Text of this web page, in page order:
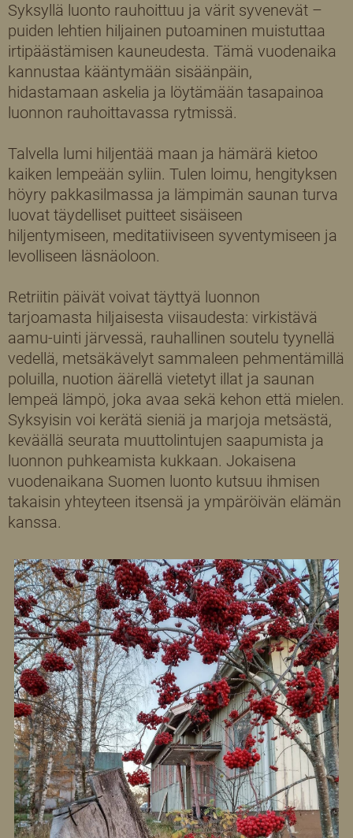
Syksyllä luonto rauhoittuu ja värit syvenevät –
puiden lehtien hiljainen putoaminen muistuttaa
irtipäästämisen kauneudesta. Tämä vuodenaika
kannustaa kääntymään sisäänpäin,
hidastamaan askelia ja löytämään tasapainoa
luonnon rauhoittavassa rytmissä.
Talvella lumi hiljentää maan ja hämärä kietoo
kaiken lempeään syliin. Tulen loimu, hengityksen
höyry pakkasilmassa ja lämpimän saunan turva
luovat täydelliset puitteet sisäiseen
hiljentymiseen, meditatiiviseen syventymiseen ja
levolliseen läsnäoloon.
Retriitin päivät voivat täyttyä luonnon
tarjoamasta hiljaisesta viisaudesta: virkistävä
aamu-uinti järvessä, rauhallinen soutelu tyynellä
vedellä, metsäkävelyt sammaleen pehmentämillä
poluilla, nuotion äärellä vietetyt illat ja saunan
lempeä lämpö, joka avaa sekä kehon että mielen.
Syksyisin voi kerätä sieniä ja marjoja metsästä,
keväällä seurata muuttolintujen saapumista ja
luonnon puhkeamista kukkaan. Jokaisena
vuodenaikana Suomen luonto kutsuu ihmisen
takaisin yhteyteen itsensä ja ympäröivän elämän
kanssa.